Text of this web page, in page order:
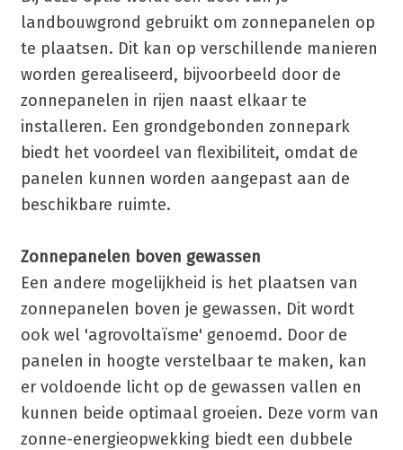
landbouwgrond gebruikt om zonnepanelen op
te plaatsen. Dit kan op verschillende manieren
worden gerealiseerd, bijvoorbeeld door de
zonnepanelen in rijen naast elkaar te
installeren. Een grondgebonden zonnepark
biedt het voordeel van flexibiliteit, omdat de
panelen kunnen worden aangepast aan de
beschikbare ruimte.
Zonnepanelen boven gewassen
Een andere mogelijkheid is het plaatsen van
zonnepanelen boven je gewassen. Dit wordt
ook wel 'agrovoltaïsme' genoemd. Door de
panelen in hoogte verstelbaar te maken, kan
er voldoende licht op de gewassen vallen en
kunnen beide optimaal groeien. Deze vorm van
zonne-energieopwekking biedt een dubbele